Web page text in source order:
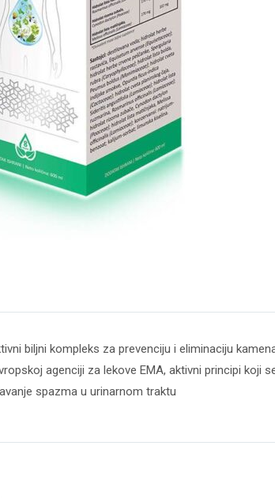
biljni kompleks za prevenciju i eliminaciju
agenciji za lekove EMA, aktivni principi
spazma u urinarnom traktu